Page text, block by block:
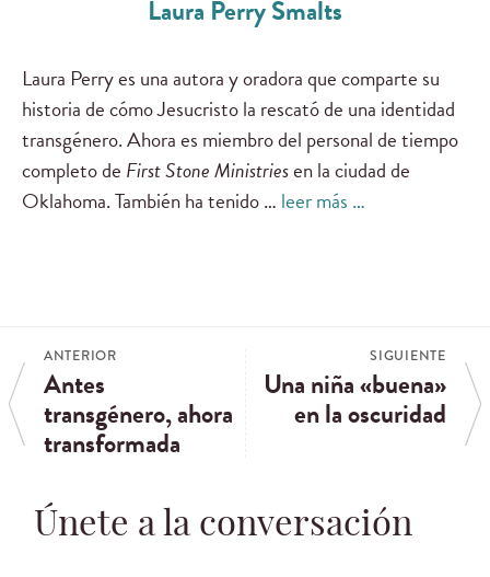
Laura Perry Smalts
Laura Perry es una autora y oradora que comparte su
historia de cómo Jesucristo la rescató de una identidad
transgénero. Ahora es miembro del personal de tiempo
completo de First Stone Ministriesen la ciudad de
Oklahoma. También ha tenido … leer más …
ANTERIOR
Antes
transgénero, ahora
transformada
SIGUIENTE
Una niña «buena»
en la oscuridad
Únete a la conversación